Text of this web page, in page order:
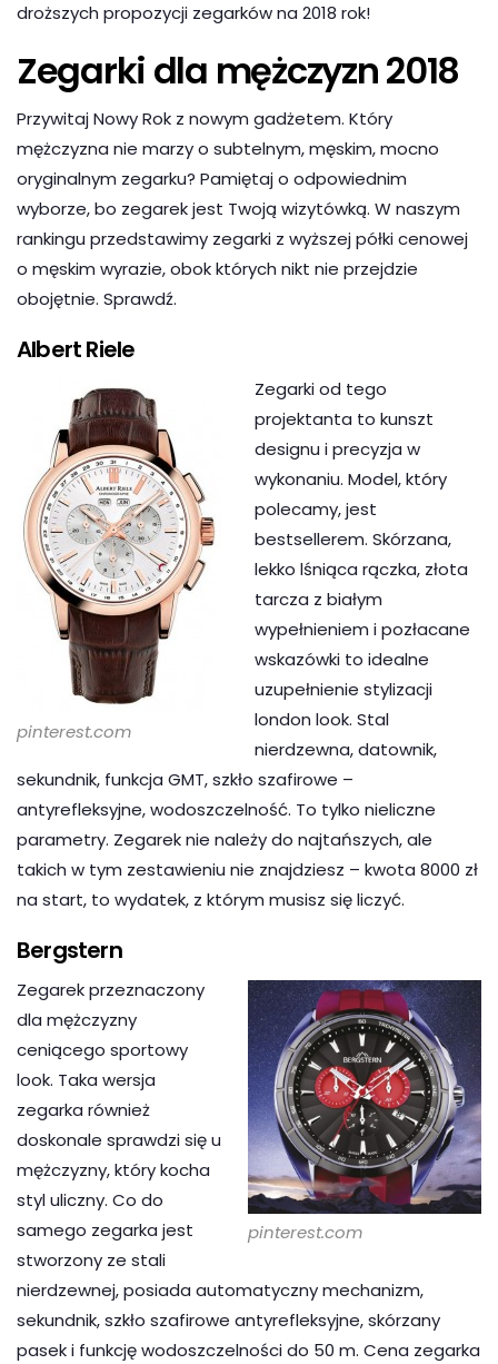
droższych propozycji zegarków na 2018 rok!
Zegarki dla mężczyzn 2018
Przywitaj Nowy Rok z nowym gadżetem. Który
mężczyzna nie marzy o subtelnym, męskim, mocno
oryginalnym zegarku? Pamiętaj o odpowiednim
wyborze, bo zegarek jest Twoją wizytówką. W naszym
rankingu przedstawimy zegarki z wyższej półki cenowej
o męskim wyrazie, obok których nikt nie przejdzie
obojętnie. Sprawdź.
Albert Riele
pinterest.com
Zegarki od tego
projektanta to kunszt
designu i precyzja w
wykonaniu. Model, który
polecamy, jest
bestsellerem. Skórzana,
lekko lśniąca rączka, złota
tarcza z białym
wypełnieniem i pozłacane
wskazówki to idealne
uzupełnienie stylizacji
london look. Stal
nierdzewna, datownik,
sekundnik, funkcja GMT, szkło szafirowe –
antyrefleksyjne, wodoszczelność. To tylko nieliczne
parametry. Zegarek nie należy do najtańszych, ale
takich w tym zestawieniu nie znajdziesz – kwota 8000 zł
na start, to wydatek, z którym musisz się liczyć.
Bergstern
pinterest.com
Zegarek przeznaczony
dla mężczyzny
ceniącego sportowy
look. Taka wersja
zegarka również
doskonale sprawdzi się u
mężczyzny, który kocha
styl uliczny. Co do
samego zegarka jest
stworzony ze stali
nierdzewnej, posiada automatyczny mechanizm,
sekundnik, szkło szafirowe antyrefleksyjne, skórzany
pasek i funkcję wodoszczelności do 50 m. Cena zegarka